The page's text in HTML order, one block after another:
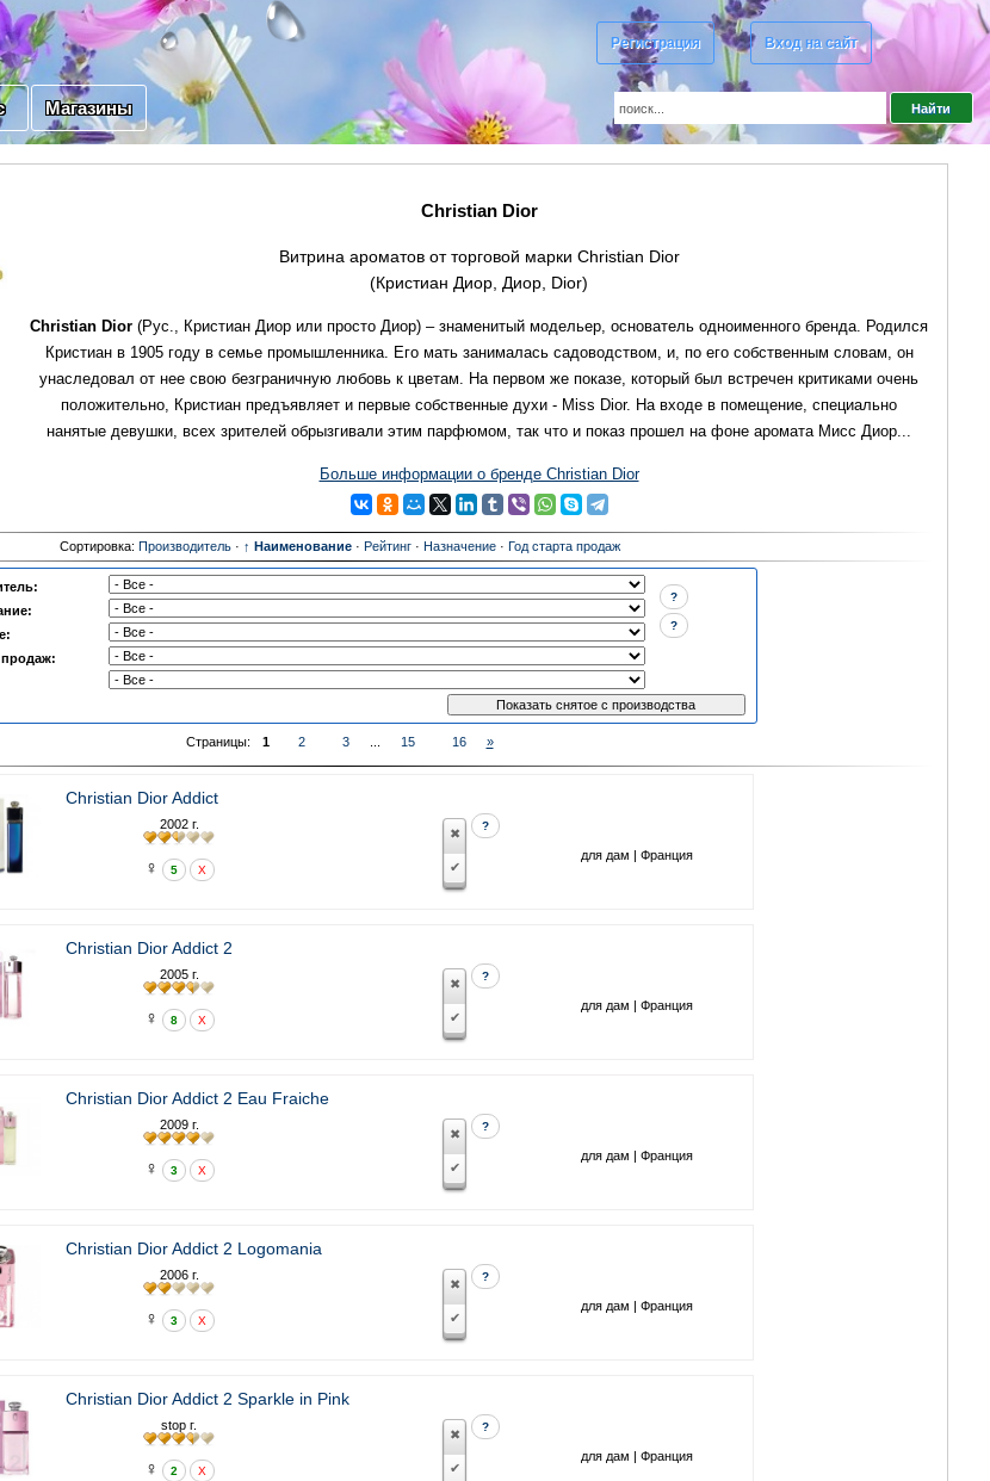
Регистрация Вход на сайт
Магазины
Christian Dior
Витрина ароматов от торговой марки Christian Dior
(Кристиан Диор, Диор, Dior)
Christian Dior (Рус., Кристиан Диор или просто Диор) – знаменитый модельер, основатель одноименного бренда. Родился
Кристиан в 1905 году в семье промышленника. Его мать занималась садоводством, и, по его собственным словам, он
унаследовал от нее свою безграничную любовь к цветам. На первом же показе, который был встречен критиками очень
положительно, Кристиан предъявляет и первые собственные духи - Miss Dior. На входе в помещение, специально
нанятые девушки, всех зрителей обрызгивали этим парфюмом, так что и показ прошел на фоне аромата Мисс Диор...
Больше информации о бренде Christian Dior
Сортировка: Производитель· ↑ Наименование· Рейтинг· Назначение· Год старта продаж
продаж:
?
?
Страницы: 1 2 3 15 16 »
Christian Dior Addict
2002 г.
♀ 5 X
?
для дам | Франция
Christian Dior Addict 2
2005 г.
♀ 8 X
?
для дам | Франция
Christian Dior Addict 2 Eau Fraiche
2009 г.
♀ 3 X
?
для дам | Франция
Christian Dior Addict 2 Logomania
2006 г.
♀ 3 X
?
для дам | Франция
Christian Dior Addict 2 Sparkle in Pink
stop г.
♀ 2 X
?
для дам | Франция